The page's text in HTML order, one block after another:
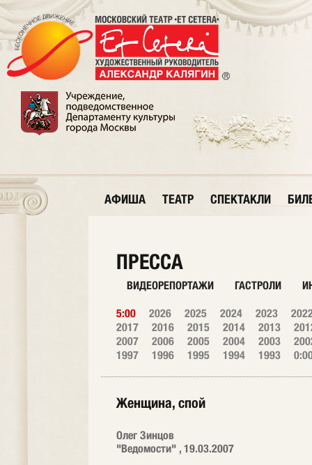
АФИША ТЕАТР СПЕКТАКЛИ
ПРЕССА
ВИДЕОРЕПОРТАЖИ ГАСТРОЛИ
5:00 2026 2025 2024 2023
2017
2016 2015 2014 2013
2007
2006 2005 2004 2003
1997
1996 1995 1994 1993
Женщина, спой
Олег Зинцов
"Ведомости" , 19.03.2007